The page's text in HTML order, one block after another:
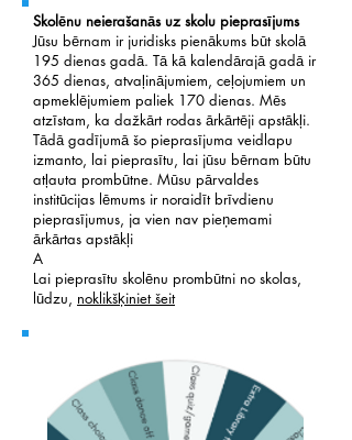
Skolēnu neierašanās uz skolu pieprasījums
Jūsu bērnam ir juridisks pienākums būt skolā
195 dienas gadā. Tā kā kalendārajā gadā ir
365 dienas, atvaļinājumiem, ceļojumiem un
apmeklējumiem paliek 170 dienas. Mēs
atzīstam, ka dažkārt rodas ārkārtēji apstākļi.
Tādā gadījumā šo pieprasījuma veidlapu
izmanto, lai pieprasītu, lai jūsu bērnam būtu
atļauta prombūtne. Mūsu pārvaldes
institūcijas lēmums ir noraidīt brīvdienu
pieprasījumus, ja vien nav pieņemami
ārkārtas apstākļi
A
Lai pieprasītu skolēnu prombūtni no skolas,
lūdzu, noklikšķiniet šeit